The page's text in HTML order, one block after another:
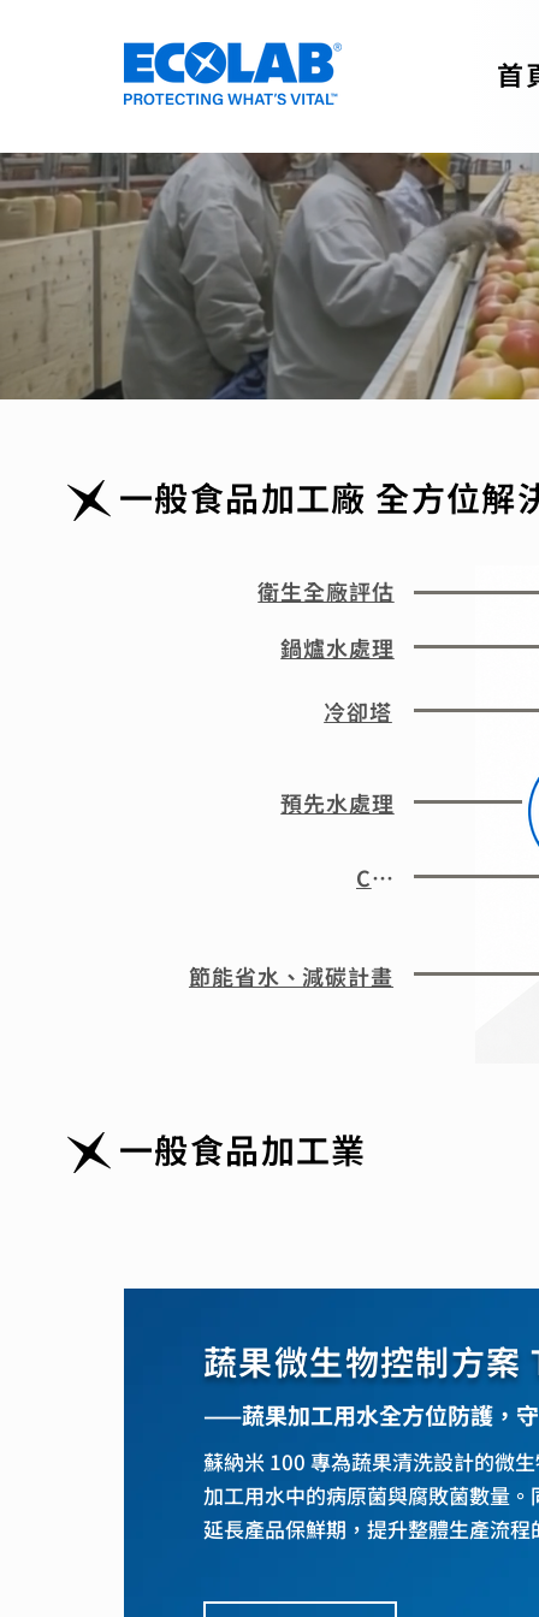
首
一般食品加工廠 全方位解
衛生全廠評估
CIP
節能省水、減碳計畫
鍋爐水處理
冷卻塔
預先水處理
一般食品加工業
蔬果微生物控制方
⸺蔬果加工用水全方位防護，
蘇納米 100 專為蔬果清洗設計的微
加工用水中的病原菌與腐敗菌數量
延長產品保鮮期，提升整體生產流程